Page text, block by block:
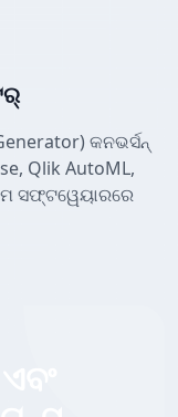
କନଭର୍ସନ୍
Qlik AutoML,
ସଫ୍ଟୱେୟାରରେ